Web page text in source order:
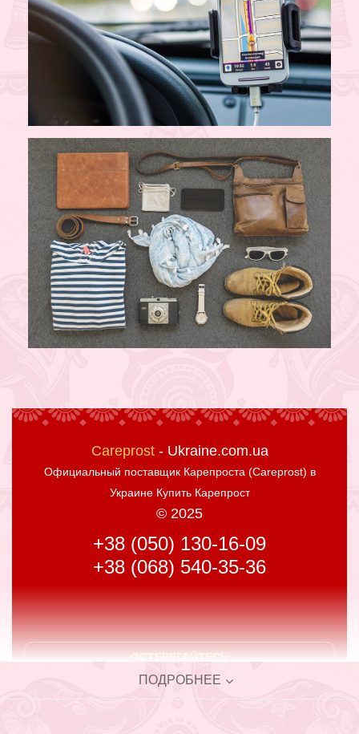
Careprost- Ukraine.com.ua
Официальный поставщик Карепроста (Careprost) в
Украине Купить Карепрост
© 2025
+38 (050) 130-16-09
+38 (068) 540-35-36
ОСТЕРЕГАЙТЕСЬ
ПОДДЕЛОК
ПОДРОБНЕЕ